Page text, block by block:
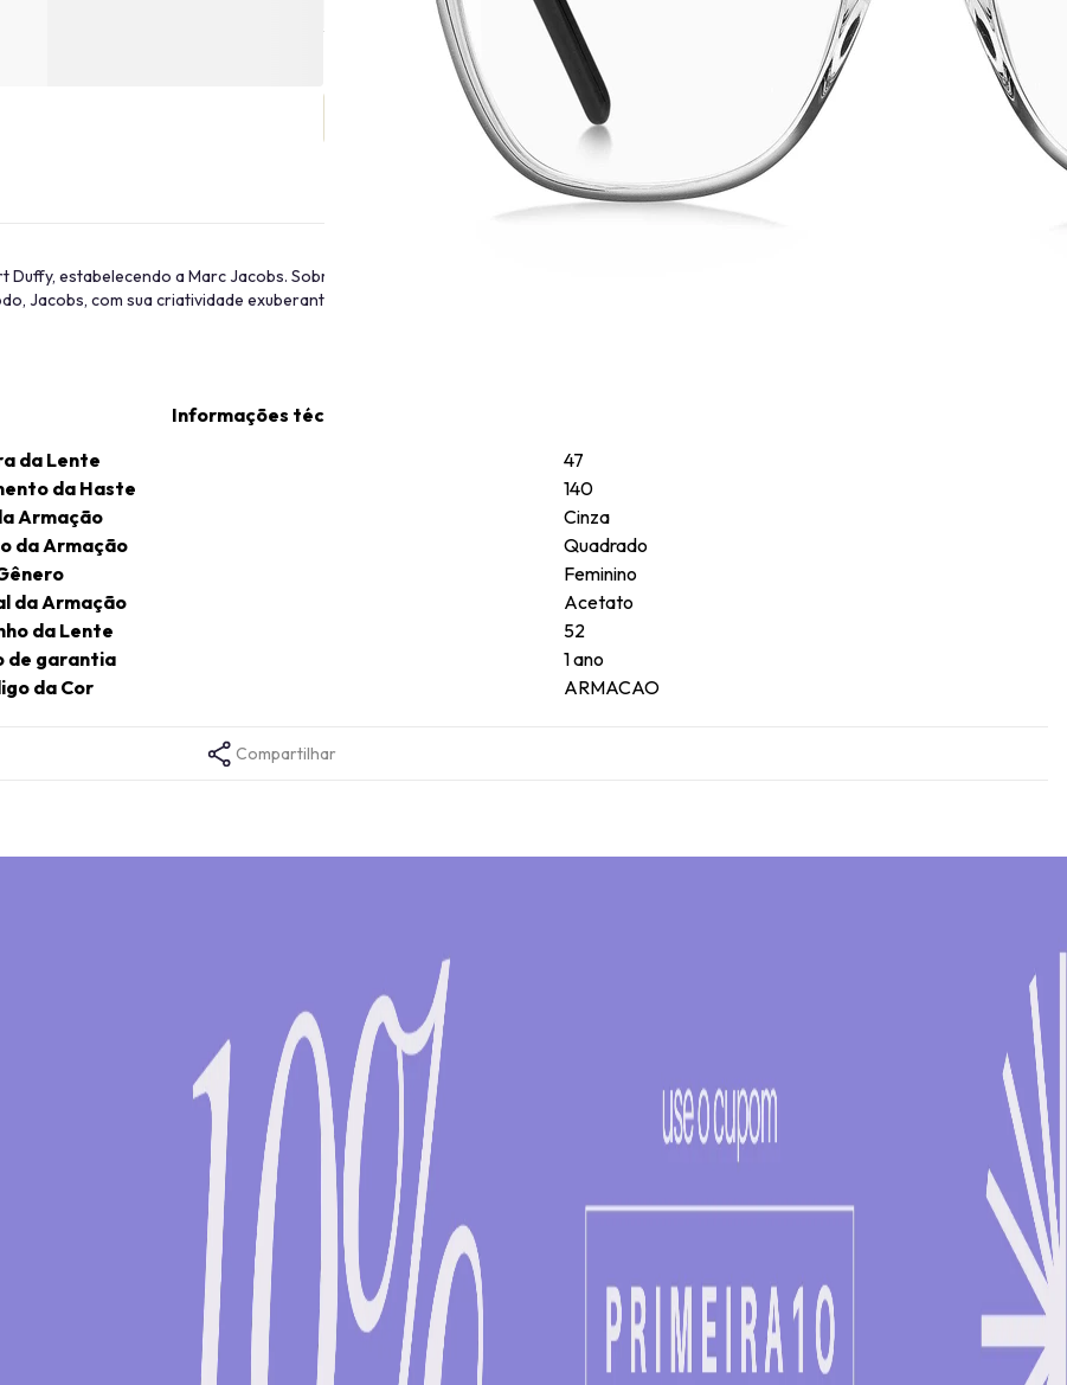
Provador Virtual
INDISPONÍVEL
estabelecendo a Marc Jacobs. Sobretudo, a filosofia dos criadores da marca se baseou em dois princípios fundamentais: a paixão
Jacobs, com sua criatividade exuberante, encontrou o equilíbrio perfeito entre tradição e inovação, dando à marca sua identidade
Informações técnicas
da Lente
47
da Haste
140
Armação
Cinza
da Armação
Quadrado
Feminino
da Armação
Acetato
da Lente
52
de garantia
1 ano
da Cor
ARMACAO
Compartilhar